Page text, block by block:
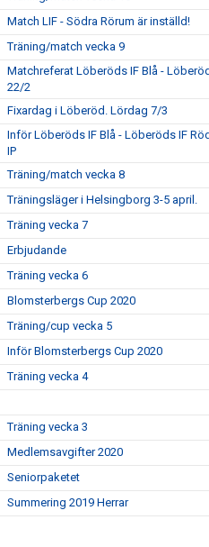
Match LIF - Södra Rörum är inställd!
Träning/match vecka 9
Matchreferat Löberöds IF Blå -
22/2
Fixardag i Löberöd. Lördag 7/3
Inför Löberöds IF Blå - Löberöds IF
IP
Träning/match vecka 8
Träningsläger i Helsingborg 3-5 april.
Träning vecka 7
Erbjudande
Träning vecka 6
Blomsterbergs Cup 2020
Träning/cup vecka 5
Inför Blomsterbergs Cup 2020
Träning vecka 4
Träning vecka 3
Medlemsavgifter 2020
Seniorpaketet
Summering 2019 Herrar